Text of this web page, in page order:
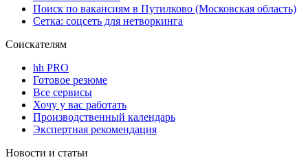
Поиск по вакансиям в Путилково (Московская область)
Сетка: соцсеть для нетворкинга
Соискателям
hh PRO
Готовое резюме
Все сервисы
Хочу у вас работать
Производственный календарь
Экспертная рекомендация
Новости и статьи